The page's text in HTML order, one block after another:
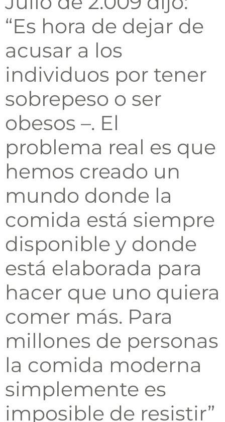
“Es hora de dejar de
acusar a los
individuos por tener
sobrepeso o ser
obesos –. El
problema real es que
hemos creado un
mundo donde la
comida está siempre
disponible y donde
está elaborada para
hacer que uno quiera
comer más. Para
millones de personas
la comida moderna
simplemente es
imposible de resistir”